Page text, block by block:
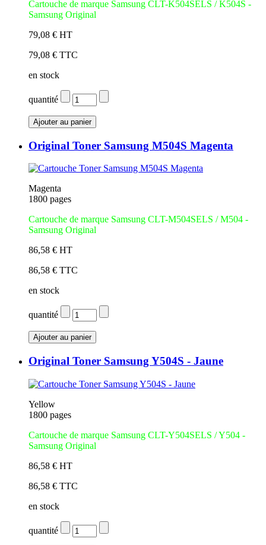
Cartouche de marque Samsung CLT-K504SELS / K504S -
Samsung Original
79,08 € HT
79,08 € TTC
en stock
quantité
Original Toner Samsung M504S Magenta
Magenta
1800 pages
Cartouche de marque Samsung CLT-M504SELS / M504 -
Samsung Original
86,58 € HT
86,58 € TTC
en stock
quantité
Original Toner Samsung Y504S - Jaune
Yellow
1800 pages
Cartouche de marque Samsung CLT-Y504SELS / Y504 -
Samsung Original
86,58 € HT
86,58 € TTC
en stock
quantité